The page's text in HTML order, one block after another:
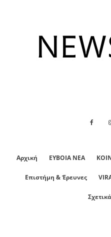
Αρχική ΕΥΒΟΙΑ ΝΕΑ
Επιστήμη & Έρευνες